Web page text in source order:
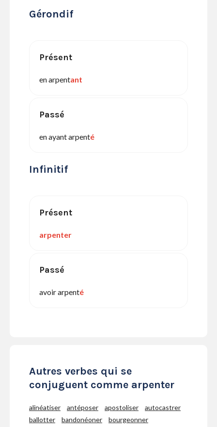
Gérondif
Présent
en arpentant
Passé
en ayant arpenté
Infinitif
Présent
arpenter
Passé
avoir arpenté
Autres verbes qui se
conjuguent comme arpenter
alinéatiser antéposer apostoliser
autocastrer
ballotter
bandonéoner
bourgeonner